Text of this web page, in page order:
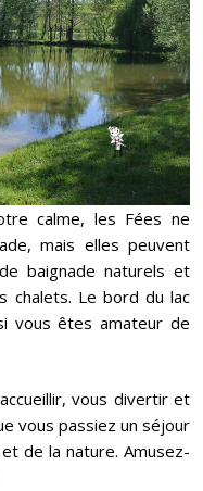
calme, les Fées ne
mais elles peuvent
baignade naturels et
chalets. Le bord du lac
vous êtes amateur de
vous divertir et
vous passiez un séjour
de la nature. Amusez-